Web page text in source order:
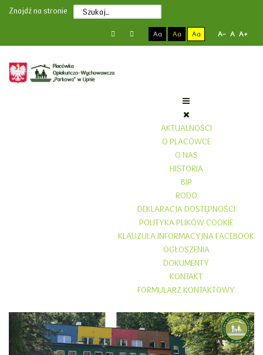
Znajdź na stronie
Aa Aa Aa A- A A+
AKTUALNOŚCI
O PLACÓWCE
O NAS
HISTORIA
BIP
RODO
DEKLARACJA DOSTĘPNOŚCI
POLITYKA PLIKÓW COOKIE
KLAUZULA INFORMACYJNA FACEBOOK
OGŁOSZENIA
DOKUMENTY
KONTAKT
FORMULARZ KONTAKTOWY
rokmiesiąc
rokmiesiąc